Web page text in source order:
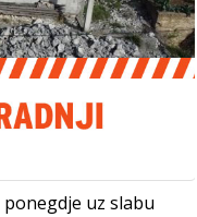
uz slabu